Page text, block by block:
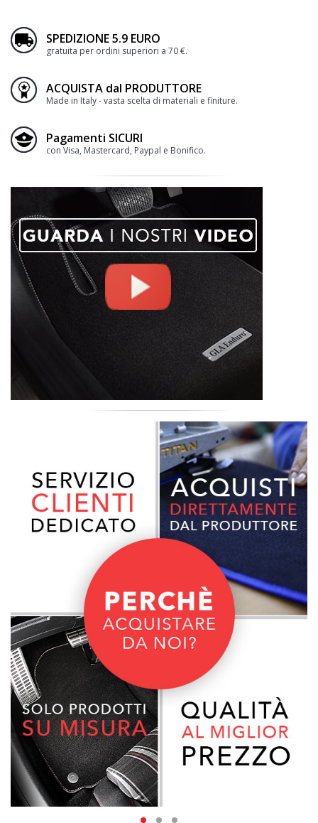
SPEDIZIONE 5.9 EURO
gratuita per ordini superiori a 70 €.
ACQUISTA dal PRODUTTORE
Made in Italy - vasta scelta di materiali e finiture.
Pagamenti SICURI
con Visa, Mastercard, Paypal e Bonifico.